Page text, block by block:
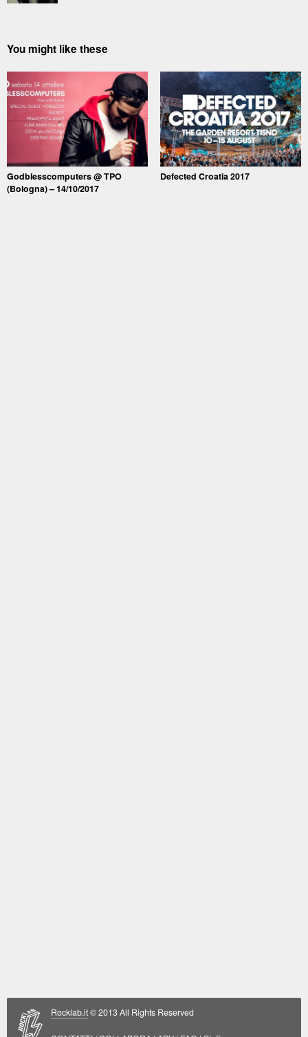
You might like these
Godblesscomputers @ TPO
(Bologna) – 14/10/2017
Defected Croatia 2017
Rocklab.it© 2013 All Rights Reserved